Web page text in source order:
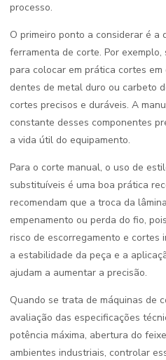
processo.
O primeiro ponto a considerar é a
ferramenta de corte. Por
para colocar em prática cortes
dentes de metal duro ou carbeto
cortes precisos e duráveis. A
constante desses componentes
a vida útil do equipamento.
Para o corte manual, o uso de
substituíveis é uma boa prática
recomendam que a troca da
empenamento ou perda do fio,
risco de escorregamento e cortes
a estabilidade da peça e a
ajudam a aumentar a precisão.
Quando se trata de máquinas de
avaliação das especificações
potência máxima, abertura do
ambientes industriais, controlar